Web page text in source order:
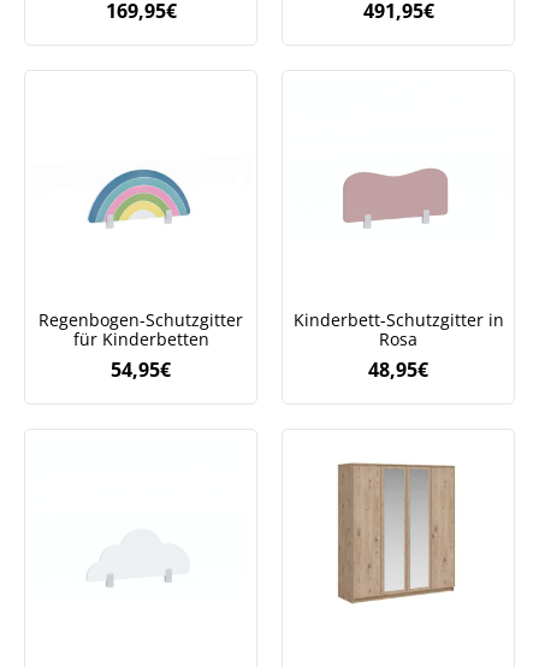
169,95€ 491,95€
Regenbogen-Schutzgitter
für Kinderbetten
54,95€
Kinderbett-Schutzgitter in
Rosa
48,95€